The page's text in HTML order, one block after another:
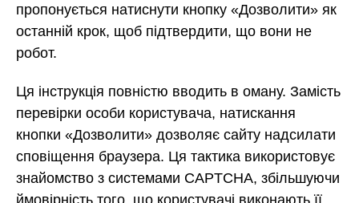
пропонується натиснути кнопку «Дозволити» як
останній крок, щоб підтвердити, що вони не
робот.
Ця інструкція повністю вводить в оману. Замість
перевірки особи користувача, натискання
кнопки «Дозволити» дозволяє сайту надсилати
сповіщення браузера. Ця тактика використовує
знайомство з системами CAPTCHA, збільшуючи